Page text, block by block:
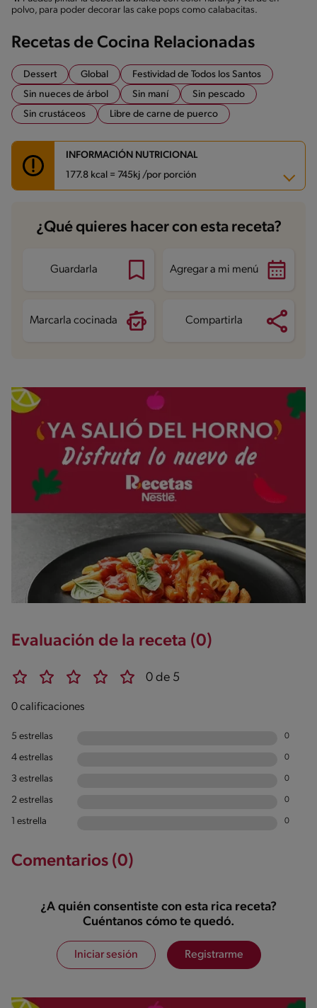
polvo, para poder decorar las cake pops como calabacitas.
Recetas de Cocina Relacionadas
Dessert Global
Festividad de Todos los Santos
Sin nueces de árbol
Sin maní
Sin pescado
Sin crustáceos
Libre de carne de puerco
INFORMACIÓN NUTRICIONAL
177.8 kcal = 745kj /por porción
Carbohidratos 22.8 g
Energía 177.8 kcal
Proteína
Grasas saturadas 3.5 g
¿Qué quieres hacer con esta receta?
Guardarla Agregar a mi menú
Marcarla cocinada Compartirla
Evaluación de la receta (0)
0 de 5
0 calificaciones
5 estrellas 0
4 estrellas 0
3 estrellas 0
2 estrellas 0
1 estrella 0
Comentarios (0)
¿A quién consentiste con esta rica receta?
Cuéntanos cómo te quedó.
Iniciar sesión Registrarme